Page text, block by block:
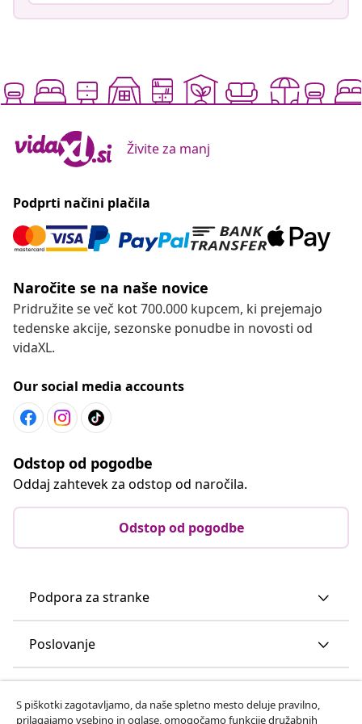
Živite za manj
Podprti načini plačila
Naročite se na naše novice
Pridružite se več kot 700.000 kupcem, ki prejemajo
tedenske akcije, sezonske ponudbe in novosti od
vidaXL.
Our social media accounts
Odstop od pogodbe
Oddaj zahtevek za odstop od naročila.
Odstop od pogodbe
Podpora za stranke
Poslovanje
S piškotki zagotavljamo, da naše spletno mesto deluje pravilno,
prilagajamo vsebino in oglase, omogočamo funkcije družabnih